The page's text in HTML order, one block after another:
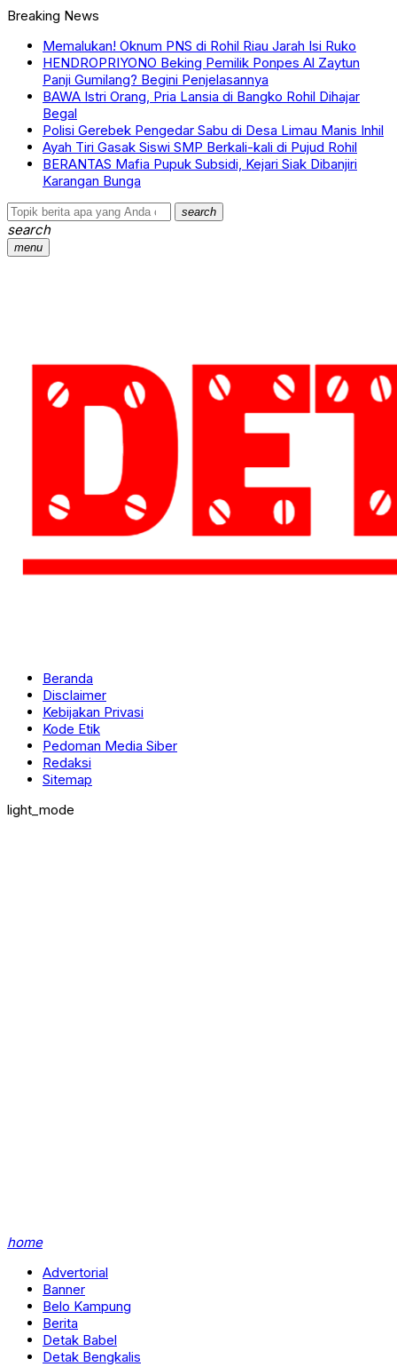
Breaking News
Memalukan! Oknum PNS di Rohil Riau Jarah Isi Ruko
HENDROPRIYONO Beking Pemilik Ponpes Al Zaytun
Panji Gumilang? Begini Penjelasannya
BAWA Istri Orang, Pria Lansia di Bangko Rohil Dihajar
Begal
Polisi Gerebek Pengedar Sabu di Desa Limau Manis Inhil
Ayah Tiri Gasak Siswi SMP Berkali-kali di Pujud Rohil
BERANTAS Mafia Pupuk Subsidi, Kejari Siak Dibanjiri
Karangan Bunga
search
search
menu
Beranda
Disclaimer
Kebijakan Privasi
Kode Etik
Pedoman Media Siber
Redaksi
Sitemap
light_mode
home
Advertorial
Banner
Belo Kampung
Berita
Detak Babel
Detak Bengkalis